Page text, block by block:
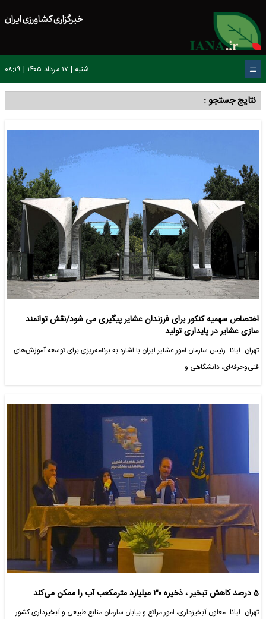
خبرگزاری کشاورزی ایران
شنبه | ۱۷ مرداد ۱۴۰۵ | ۰۸:۱۹
نتایج جستجو :
اختصاص سهمیه کنکور برای فرزندان عشایر پیگیری می شود/نقش توانمند
سازی عشایر در پایداری تولید
تهران- ایانا- رئیس سازمان امور عشایر ایران با اشاره به برنامه‌ریزی برای توسعه آموزش‌های
فنی‌وحرفه‌ای، دانشگاهی و…
5 درصد کاهش تبخیر ، ذخیره ۳۰ میلیارد مترمکعب آب را ممکن می‌کند
تهران- ایانا- معاون آبخیزداری، امور مراتع و بیابان سازمان منابع طبیعی و آبخیزداری کشور